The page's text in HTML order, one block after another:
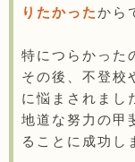
りたかったから
特につらかった
その後、不登校
に悩まされまし
地道な努力の甲
ることに成功し